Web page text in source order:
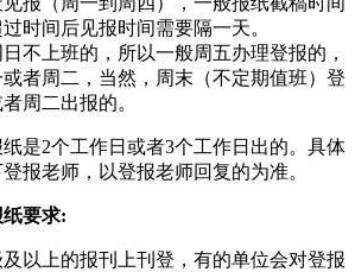
时间后见报时间需要隔一天。
不上班的，所以一般周五办理登报的，
者周二，当然，周末（不定期值班）登
周二出报的。
是2个工作日或者3个工作日出的。具体
报老师，以登报老师回复的为准。
要求:
以上的报刊上刊登，有的单位会对登报